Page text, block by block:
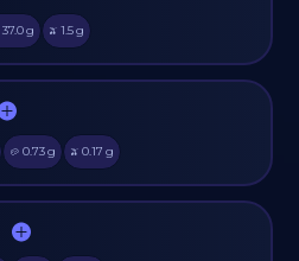
37.0g 🫒 1.5g
🥔 0.73g 🫒 0.17 g